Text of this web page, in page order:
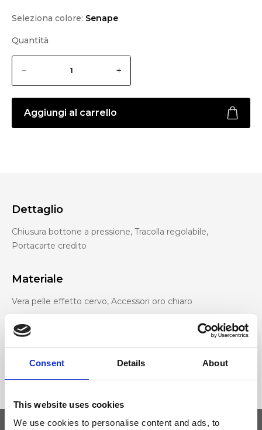
Consent Details About
This website uses cookies
We use cookies to personalise content and ads, to
Seleziona colore: Senape
Quantità
Aggiungi al carrello
Dettaglio
Chiusura bottone a pressione, Tracolla regolabile,
Portacarte credito
Materiale
Vera pelle effetto cervo, Accessori oro chiaro
Dimensione